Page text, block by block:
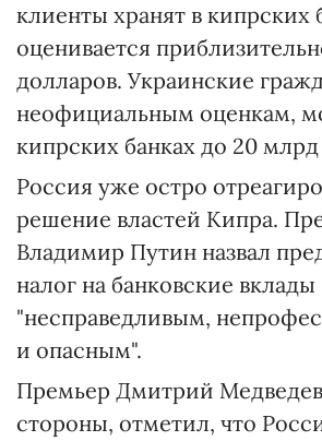
клиенты хранят в кипрских
оценивается
долларов. Украинские
неофициальным оценкам,
кипрских банках до 20 млрд
Россия уже остро
решение властей Кипра.
Владимир Путин назвал
налог на банковские вклады
"несправедливым,
и опасным".
Премьер Дмитрий
стороны, отметил, что